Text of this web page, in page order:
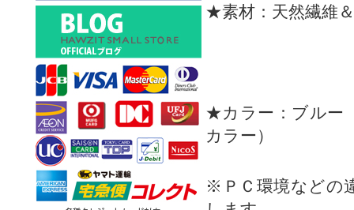
★素材：天然繊維
★カラー：ブルー
カラー）
※ＰＣ環境などの